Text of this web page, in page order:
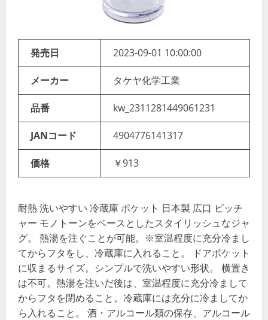
発売日 2023-09-01 10:00:00
メーカー タケヤ化学工業
品番 kw_2311281449061231
JANコード 4904776141317
価格 ￥913
耐熱 洗いやすい 冷蔵庫 ポケット 日本製 広口 ピッチ
ャー モノトーンをベースとしたスタイリッシュなジャ
グ。 熱湯を注ぐことが可能。※室温程度に充分冷まし
てからフタをし、冷蔵庫に入れること。 ドアポケット
に収まるサイズ。シンプルで洗いやすい形状。 横置き
は不可。熱湯を注いだ後は、室温程度に充分冷まして
からフタを閉めること。冷蔵庫には充分に冷ましてか
ら入れること。 酒・アルコール類の保存、アルコール